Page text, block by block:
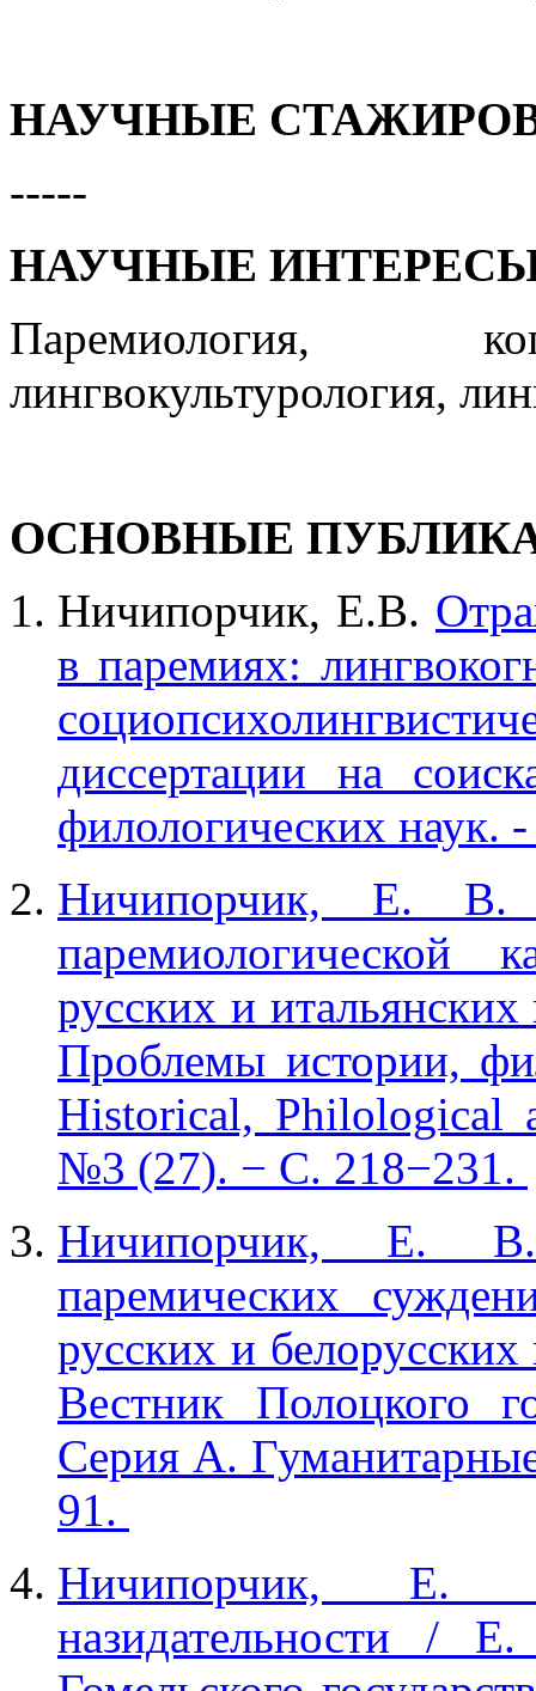
НАУЧНЫЕ
-----
НАУЧНЫЕ
Паремиология,
лингвокультурология,
ОСНОВНЫЕ
Ничипорчик, Е.В.
в паремиях:
диссертации на
филологических наук.
Ничипорчик, Е. В.
паремиологической
русских и
Проблемы истории,
Historical, Philological
№3 (27). − С. 218−231.
Ничипорчик, Е.
паремических
русских и
Вестник Полоцкого
Серия А.
91.
Ничипорчик, Е.
назидательности /